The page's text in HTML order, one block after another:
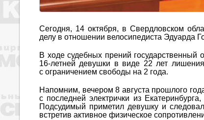
Сегодня, 14 октября, в Свердловском
делу в отношении велосипедиста Эдуарда
В ходе судебных прений государственный
16-летней девушки в виде 22 лет
с ограничением свободы на 2 года.
Напомним, вечером 8 августа прошлого
с последней электрички из
Подсудимый приметил девушку и
встретив активное физическое